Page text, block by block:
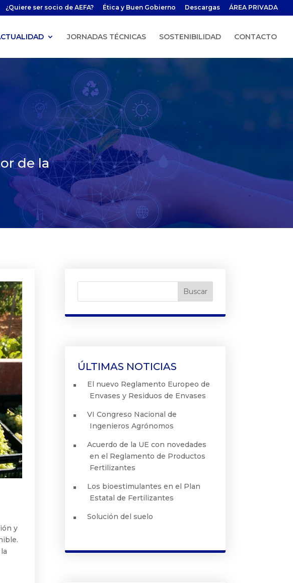
¿Quiere ser socio de AEFA? Ética y Buen Gobierno Descargas ÁREA PRIVADA
JORNADAS TÉCNICAS SOSTENIBILIDAD CONTACTO
de la
y
ÚLTIMAS NOTICIAS
El nuevo Reglamento Europeo de
Envases y Residuos de Envases
VI Congreso Nacional de
Ingenieros Agrónomos
Acuerdo de la UE con novedades
en el Reglamento de Productos
Fertilizantes
Los bioestimulantes en el Plan
Estatal de Fertilizantes
Solución del suelo